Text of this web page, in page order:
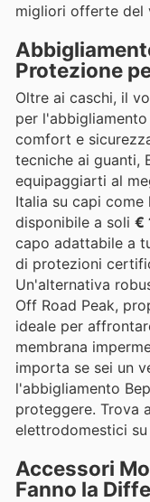
migliori offerte del
Protezione
Oltre ai caschi, il
per
comfort e
tecniche ai guanti,
equipaggiarti al
Italia su capi come
disponibile a soli €
capo adattabile a
di protezioni
Un'alternativa
Off Road Peak,
ideale per
membrana
importa se sei un
l'abbigliamento
proteggere. Trova
elettrodomestici su
Accessori
Fanno la